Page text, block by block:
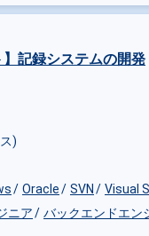
】記録システムの開発
)
Oracle SVN
Visual
ニア
バックエンドエン